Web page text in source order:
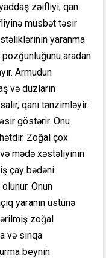
zəifliyi, qan
müsbət təsir
yaranma
aradan
Armudun
və duzların
qanı tənzimləyir.
göstərir. Onu
Zoğal çox
mədə xəstəliyinin
çay bədəni
Onun
yaranın üstünə
zoğal
və sınqa
beynin